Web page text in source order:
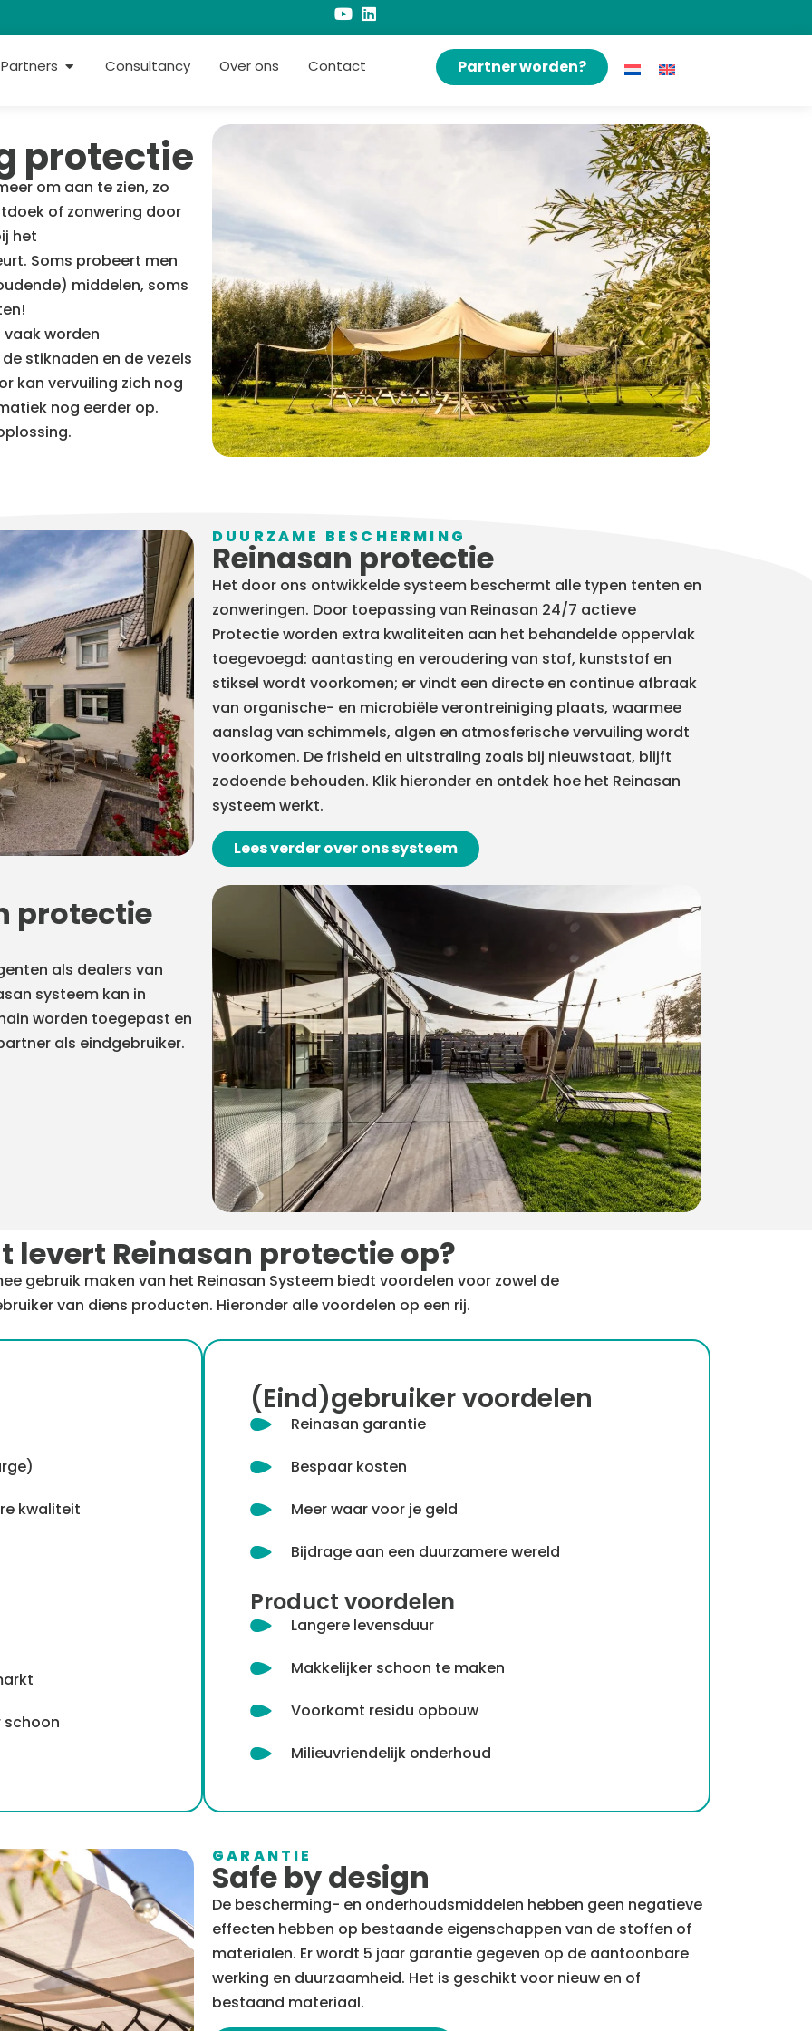
Partners Consultancy Over ons Contact Partner worden?
protectie
om aan te zien, zo
of zonwering door
het
Soms probeert men
middelen, soms
worden
stiknaden en de vezels
kan vervuiling zich nog
nog eerder op.
DUURZAME BESCHERMING
Reinasan protectie
Het door ons ontwikkelde systeem beschermt alle typen tenten en
zonweringen. Door toepassing van Reinasan 24/7 actieve
Protectie worden extra kwaliteiten aan het behandelde oppervlak
toegevoegd: aantasting en veroudering van stof, kunststof en
stiksel wordt voorkomen; er vindt een directe en continue afbraak
van organische- en microbiële verontreiniging plaats, waarmee
aanslag van schimmels, algen en atmosferische vervuiling wordt
voorkomen. De frisheid en uitstraling zoals bij nieuwstaat, blijft
zodoende behouden. Klik hieronder en ontdek hoe het Reinasan
systeem werkt.
Lees verder over ons systeem
protectie
als dealers van
systeem kan in
worden toegepast en
als eindgebruiker.
levert Reinasan protectie op?
gebruik maken van het Reinasan Systeem biedt voordelen voor zowel de
van diens producten. Hieronder alle voordelen op een rij.
kwaliteit
(Eind)gebruiker voordelen
Reinasan garantie
Bespaar kosten
Meer waar voor je geld
Bijdrage aan een duurzamere wereld
Product voordelen
Langere levensduur
Makkelijker schoon te maken
Voorkomt residu opbouw
Milieuvriendelijk onderhoud
GARANTIE
Safe by design
De bescherming- en onderhoudsmiddelen hebben geen negatieve
effecten hebben op bestaande eigenschappen van de stoffen of
materialen. Er wordt 5 jaar garantie gegeven op de aantoonbare
werking en duurzaamheid. Het is geschikt voor nieuw en of
bestaand materiaal.